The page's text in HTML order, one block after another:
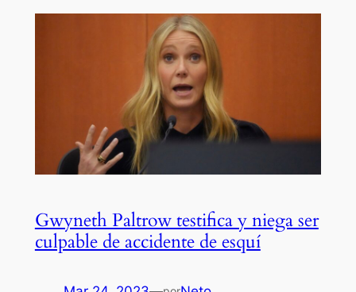
Gwyneth Paltrow testifica y niega ser
culpable de accidente de esquí